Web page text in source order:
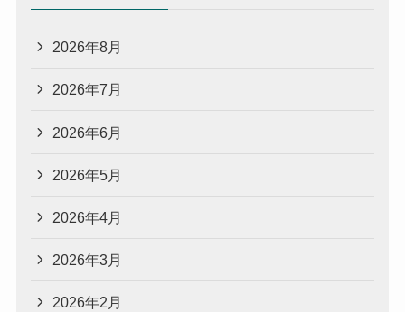
2026年8月
2026年7月
2026年6月
2026年5月
2026年4月
2026年3月
2026年2月